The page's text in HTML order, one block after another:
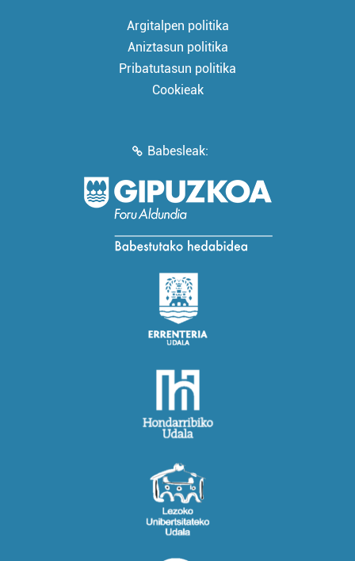
Argitalpen politika
Aniztasun politika
Pribatutasun politika
Cookieak
Babesleak: